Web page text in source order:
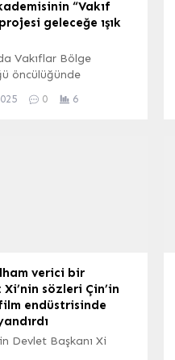
“Vakıf
geleceğe ışık
Vakıflar Bölge
öncülüğünde
vakıf kültürünü
çevrelerine yaymaya
0 6
verici bir
sözleri Çin’in
endüstrisinde
Devlet Başkanı Xi